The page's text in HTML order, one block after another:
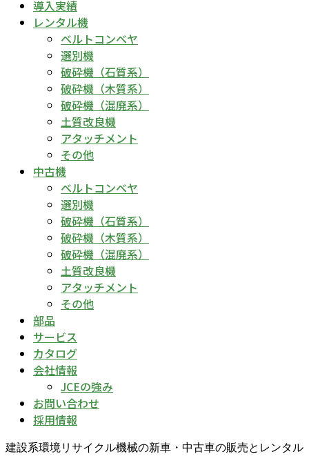
導入実績
レンタル機
ベルトコンベヤ
選別機
破砕機（石質系）
破砕機（木質系）
破砕機（混廃系）
土質改良機
アタッチメント
その他
中古機
ベルトコンベヤ
選別機
破砕機（石質系）
破砕機（木質系）
破砕機（混廃系）
土質改良機
アタッチメント
その他
部品
サービス
カタログ
会社情報
JCEの強み
お問い合わせ
採用情報
建設系環境リサイクル機械の新車・中古車の販売とレンタル